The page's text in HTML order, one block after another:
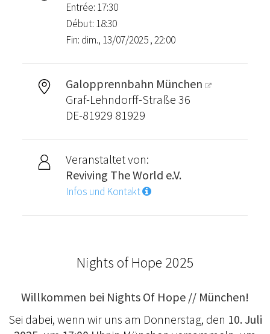
Entrée: 17:30
Début: 18:30
Fin: dim., 13/07/2025 , 22:00
Galopprennbahn München
Graf-Lehndorff-Straße 36
DE-81929 81929
Veranstaltet von:
Reviving The World e.V.
Infos und Kontakt
Nights of Hope 2025
Willkommen bei Nights Of Hope // München!
Sei dabei, wenn wir uns am Donnerstag, den 10. Juli